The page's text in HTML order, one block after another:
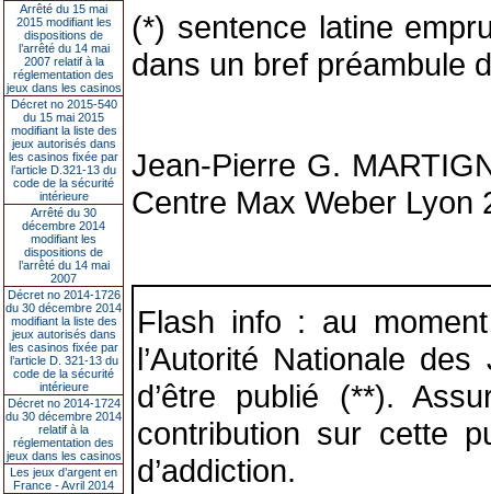
Arrêté du 15 mai
2015 modifiant les
dispositions de
l’arrêté du 14 mai
2007 relatif à la
réglementation des
jeux dans les casinos
Décret no 2015-540
du 15 mai 2015
modifiant la liste des
jeux autorisés dans
les casinos fixée par
l’article D.321-13 du
code de la sécurité
intérieure
Arrêté du 30
décembre 2014
modifiant les
dispositions de
l’arrêté du 14 mai
2007
Décret no 2014-1726
du 30 décembre 2014
modifiant la liste des
jeux autorisés dans
les casinos fixée par
l’article D. 321-13 du
code de la sécurité
intérieure
Décret no 2014-1724
du 30 décembre 2014
relatif à la
réglementation des
jeux dans les casinos
Les jeux d’argent en
France - Avril 2014
(*) sentence latine
dans un bref préambule
Jean-Pierre G.
Centre Max Weber Lyon
Flash info : au
l’Autorité Nationale
d’être publié (**).
contribution sur cette
d’addiction.